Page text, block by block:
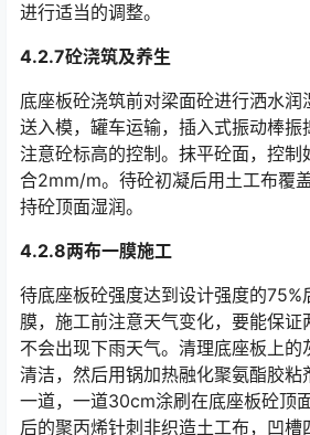
进行适当的调整。󠅅󠅃󠄵󠅂󠄪󠇖󠆨󠆨󠇕󠆞󠆒󠅬󠇘󠆭󠆘󠇙󠆝󠅵󠇗󠆭󠆁󠄐󠇗󠅹󠅸󠇖󠆍󠅳󠇖󠅹󠅰󠇖󠆌󠅹
4.2.7砼浇筑及养生
底座板砼浇筑前对梁面砼进行洒水
送入模，罐车运输，插入式振动棒振
注意砼标高的控制。抹平砼面，控制
合2mm/m。待砼初凝后用土工布覆
持砼顶面湿润。󠅅󠅃󠄵󠅂󠄪󠇖󠆨󠆨󠇕󠆞󠆒󠅬󠇘󠆭󠆘󠇙󠆝󠅵󠇗󠆭󠆁󠄐󠇗󠅹󠅸󠇖󠆍󠅳󠇖󠅹󠅰󠇖󠆌󠅹
4.2.8两布一膜施工
待底座板砼强度达到设计强度的75%
膜，施工前注意天气变化，要能保
不会出现下雨天气。清理底座板上的
清洁，然后用锅加热融化聚氨酯胶粘
一道，一道30cm涂刷在底座板砼顶
后的聚丙烯针刺非织造土工布，凹槽